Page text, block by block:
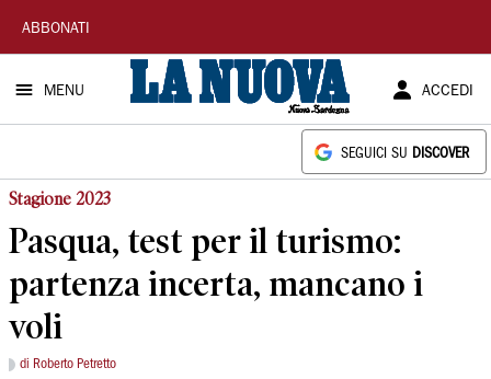
La
Nuova
Sardegna
ABBONATI
MENU ACCEDI
SEGUICI SU DISCOVER
Stagione 2023
Pasqua, test per il turismo:
partenza incerta, mancano i
voli
di Roberto Petretto